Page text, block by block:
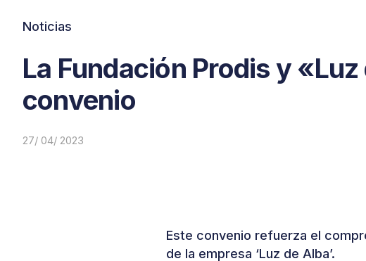
Noticias
La Fundación Prodis y
convenio
27/ 04/ 2023
Este convenio refuerza el
de la empresa ‘Luz de Alba’.